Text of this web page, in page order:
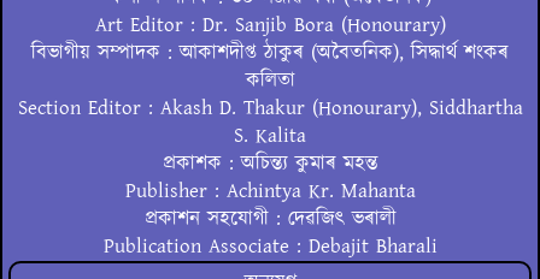
Art Editor : Dr. Sanjib Bora (Honourary)
বিভাগীয় সম্পাদক : আকাশদীপ্ত ঠাকুৰ (অবৈতনিক), সিদ্ধাৰ্থ শংকৰ
কলিতা
Section Editor : Akash D. Thakur (Honourary), Siddhartha
S. Kalita
প্ৰকাশক : অচিন্ত্য কুমাৰ মহন্ত
Publisher : Achintya Kr. Mahanta
প্ৰকাশন সহযোগী : দেৱজিৎ ভৰালী
Publication Associate : Debajit Bharali